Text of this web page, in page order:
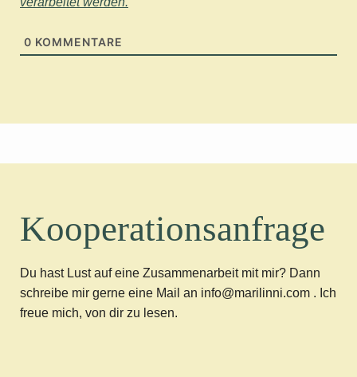
0 KOMMENTARE
Kooperationsanfrage
Du hast Lust auf eine Zusammenarbeit mit mir? Dann
schreibe mir gerne eine Mail an info@marilinni.com . Ich
freue mich, von dir zu lesen.